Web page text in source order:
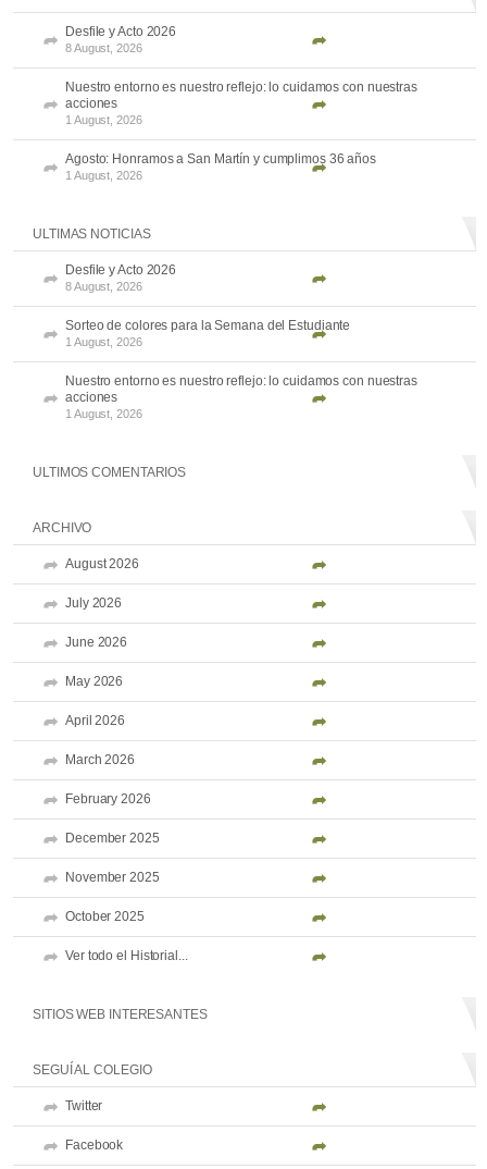
Desfile y Acto 2026
8 August, 2026
Nuestro entorno es nuestro reflejo: lo cuidamos con nuestras
acciones
1 August, 2026
Agosto: Honramos a San Martín y cumplimos 36 años
1 August, 2026
ULTIMAS NOTICIAS
Desfile y Acto 2026
8 August, 2026
Sorteo de colores para la Semana del Estudiante
1 August, 2026
Nuestro entorno es nuestro reflejo: lo cuidamos con nuestras
acciones
1 August, 2026
ULTIMOS COMENTARIOS
ARCHIVO
August 2026
July 2026
June 2026
May 2026
April 2026
March 2026
February 2026
December 2025
November 2025
October 2025
Ver todo el Historial...
SITIOS WEB INTERESANTES
SEGUÍ AL COLEGIO
Twitter
Facebook